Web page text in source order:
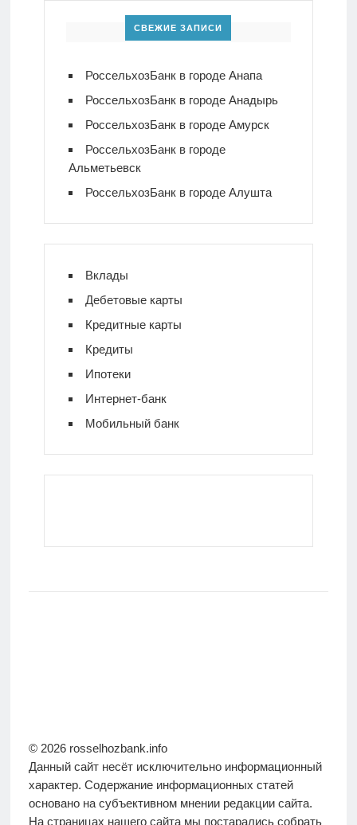
СВЕЖИЕ ЗАПИСИ
РоссельхозБанк в городе Анапа
РоссельхозБанк в городе Анадырь
РоссельхозБанк в городе Амурск
РоссельхозБанк в городе
Альметьевск
РоссельхозБанк в городе Алушта
Вклады
Дебетовые карты
Кредитные карты
Кредиты
Ипотеки
Интернет-банк
Мобильный банк
© 2026 rosselhozbank.info
Данный сайт несёт исключительно информационный
характер. Содержание информационных статей
основано на субъективном мнении редакции сайта.
На страницах нашего сайта мы постарались собрать